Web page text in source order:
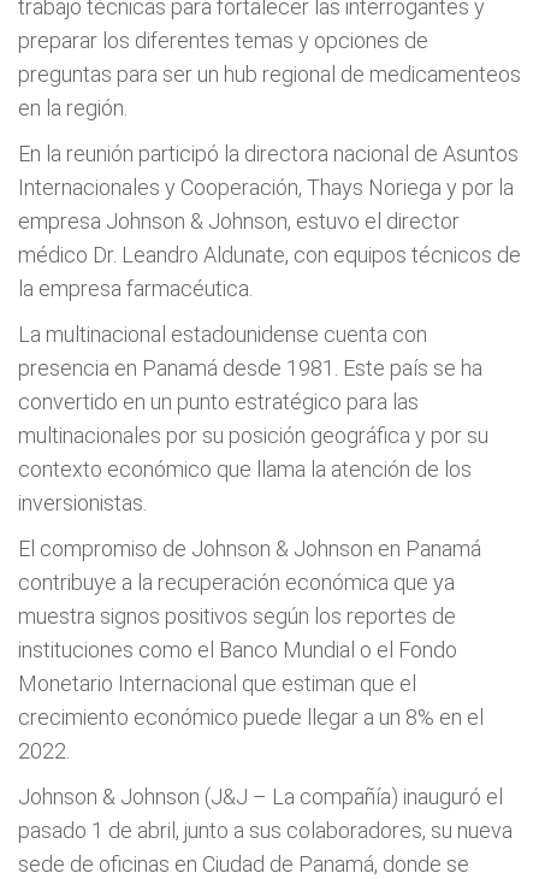
trabajo técnicas para fortalecer las interrogantes y
preparar los diferentes temas y opciones de
preguntas para ser un hub regional de medicamenteos
en la región.
En la reunión participó la directora nacional de Asuntos
Internacionales y Cooperación, Thays Noriega y por la
empresa Johnson & Johnson, estuvo el director
médico Dr. Leandro Aldunate, con equipos técnicos de
la empresa farmacéutica.
La multinacional estadounidense cuenta con
presencia en Panamá desde 1981. Este país se ha
convertido en un punto estratégico para las
multinacionales por su posición geográfica y por su
contexto económico que llama la atención de los
inversionistas.
El compromiso de Johnson & Johnson en Panamá
contribuye a la recuperación económica que ya
muestra signos positivos según los reportes de
instituciones como el Banco Mundial o el Fondo
Monetario Internacional que estiman que el
crecimiento económico puede llegar a un 8% en el
2022.
Johnson & Johnson (J&J – La compañía) inauguró el
pasado 1 de abril, junto a sus colaboradores, su nueva
sede de oficinas en Ciudad de Panamá, donde se